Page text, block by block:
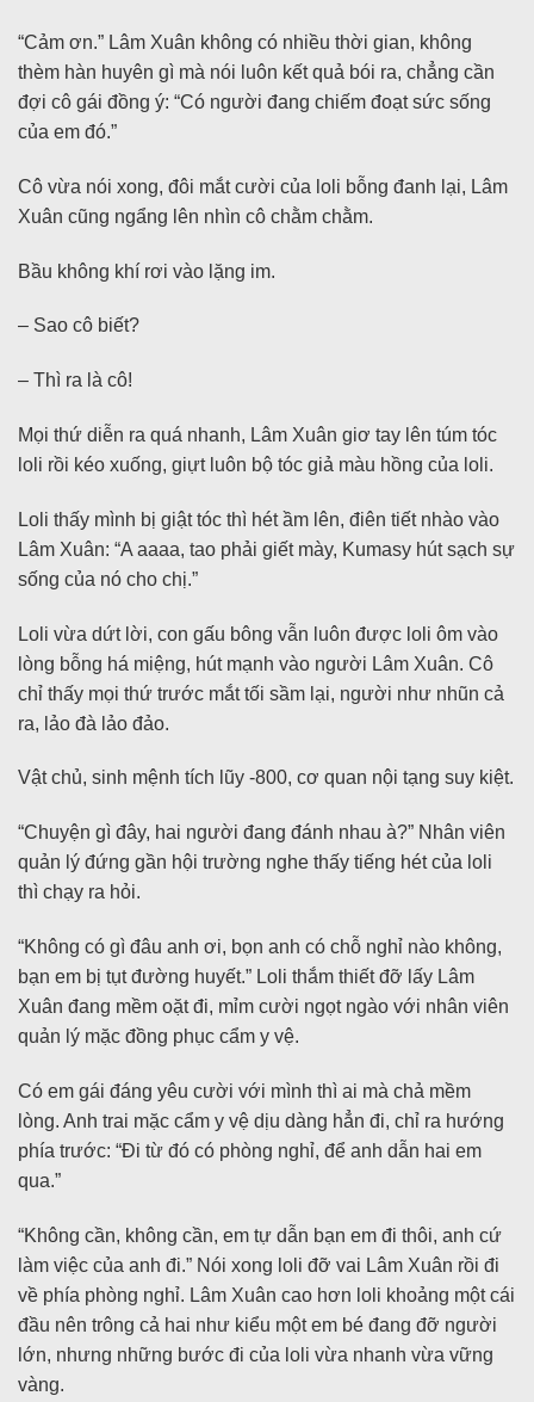
“Cảm ơn.” Lâm Xuân không có nhiều thời gian, không
thèm hàn huyên gì mà nói luôn kết quả bói ra, chẳng cần
đợi cô gái đồng ý: “Có người đang chiếm đoạt sức sống
của em đó.”
Cô vừa nói xong, đôi mắt cười của loli bỗng đanh lại, Lâm
Xuân cũng ngẩng lên nhìn cô chằm chằm.
Bầu không khí rơi vào lặng im.
– Sao cô biết?
– Thì ra là cô!
Mọi thứ diễn ra quá nhanh, Lâm Xuân giơ tay lên túm tóc
loli rồi kéo xuống, giựt luôn bộ tóc giả màu hồng của loli.
Loli thấy mình bị giật tóc thì hét ầm lên, điên tiết nhào vào
Lâm Xuân: “A aaaa, tao phải giết mày, Kumasy hút sạch sự
sống của nó cho chị.”
Loli vừa dứt lời, con gấu bông vẫn luôn được loli ôm vào
lòng bỗng há miệng, hút mạnh vào người Lâm Xuân. Cô
chỉ thấy mọi thứ trước mắt tối sầm lại, người như nhũn cả
ra, lảo đà lảo đảo.
Vật chủ, sinh mệnh tích lũy -800, cơ quan nội tạng suy kiệt.
“Chuyện gì đây, hai người đang đánh nhau à?” Nhân viên
quản lý đứng gần hội trường nghe thấy tiếng hét của loli
thì chạy ra hỏi.
“Không có gì đâu anh ơi, bọn anh có chỗ nghỉ nào không,
bạn em bị tụt đường huyết.” Loli thắm thiết đỡ lấy Lâm
Xuân đang mềm oặt đi, mỉm cười ngọt ngào với nhân viên
quản lý mặc đồng phục cẩm y vệ.
Có em gái đáng yêu cười với mình thì ai mà chả mềm
lòng. Anh trai mặc cẩm y vệ dịu dàng hẳn đi, chỉ ra hướng
phía trước: “Đi từ đó có phòng nghỉ, để anh dẫn hai em
qua.”
“Không cần, không cần, em tự dẫn bạn em đi thôi, anh cứ
làm việc của anh đi.” Nói xong loli đỡ vai Lâm Xuân rồi đi
về phía phòng nghỉ. Lâm Xuân cao hơn loli khoảng một cái
đầu nên trông cả hai như kiểu một em bé đang đỡ người
lớn, nhưng những bước đi của loli vừa nhanh vừa vững
vàng.